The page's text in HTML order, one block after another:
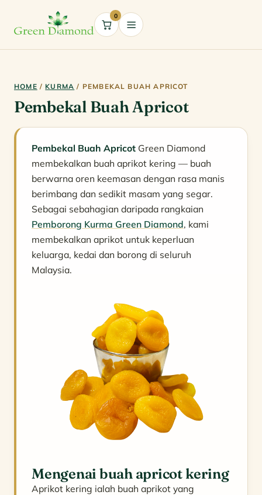
Cart
0
HOME / KURMA / PEMBEKAL BUAH APRICOT
Pembekal Buah Apricot
Pembekal Buah Apricot Green Diamond
membekalkan buah aprikot kering — buah
berwarna oren keemasan dengan rasa manis
berimbang dan sedikit masam yang segar.
Sebagai sebahagian daripada rangkaian
Pemborong Kurma Green Diamond, kami
membekalkan aprikot untuk keperluan
keluarga, kedai dan borong di seluruh
Malaysia.
Mengenai buah apricot kering
Aprikot kering ialah buah aprikot yang